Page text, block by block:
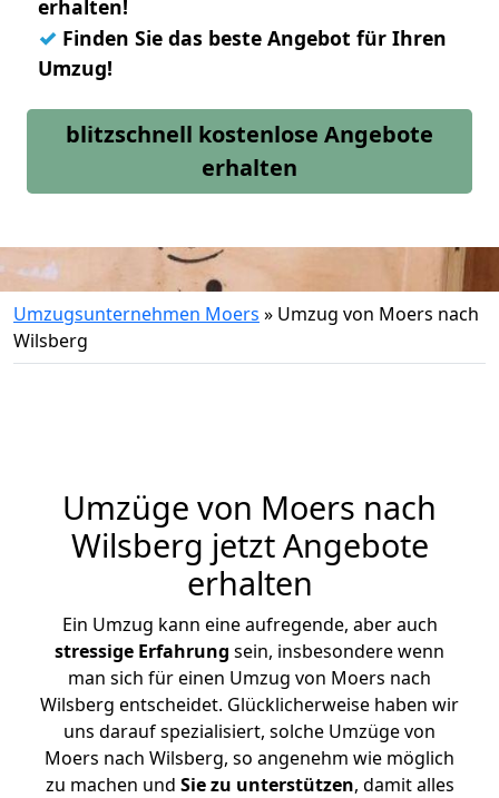
erhalten!
✓ Finden Sie das beste Angebot für Ihren
Umzug!
blitzschnell kostenlose Angebote
erhalten
Umzugsunternehmen Moers » Umzug von Moers nach
Wilsberg
Umzüge von Moers nach
Wilsberg jetzt Angebote
erhalten
Ein Umzug kann eine aufregende, aber auch
stressige Erfahrung sein, insbesondere wenn
man sich für einen Umzug von Moers nach
Wilsberg entscheidet. Glücklicherweise haben wir
uns darauf spezialisiert, solche Umzüge von
Moers nach Wilsberg, so angenehm wie möglich
zu machen und Sie zu unterstützen, damit alles